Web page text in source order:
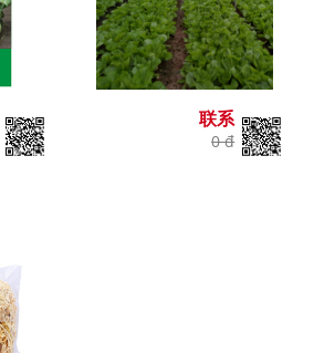
联系
0 đ